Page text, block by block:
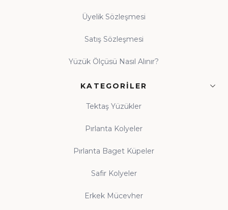
Üyelik Sözleşmesi
Satış Sözleşmesi
Yüzük Ölçüsü Nasıl Alınır?
KATEGORILER
Tektaş Yüzükler
Pırlanta Kolyeler
Pırlanta Baget Küpeler
Safir Kolyeler
Erkek Mücevher